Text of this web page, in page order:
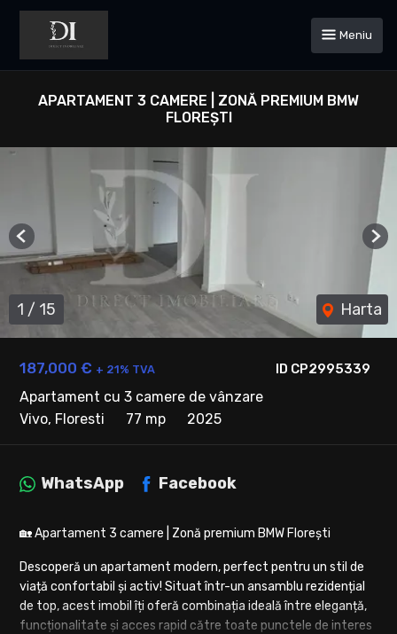
Meniu
APARTAMENT 3 CAMERE | ZONĂ PREMIUM BMW
FLOREȘTI
ID CP2995339
187,000 € + 21% TVA
Apartament cu 3 camere de vânzare
Vivo, Floresti
77 mp 2025
1 / 15 Harta
Previous
WhatsApp Facebook
🏡 Apartament 3 camere | Zonă premium BMW Florești
Descoperă un apartament modern, perfect pentru un stil de
viață confortabil și activ! Situat într-un ansamblu rezidențial
de top, acest imobil îți oferă combinația ideală între eleganță,
funcționalitate și acces rapid către toate punctele de interes